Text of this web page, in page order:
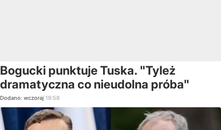
Bogucki punktuje Tuska. "Tyleż
dramatyczna co nieudolna próba"
Dodano: wczoraj 19:58